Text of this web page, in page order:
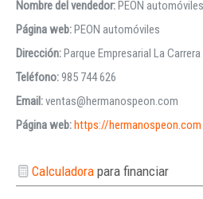
Nombre del vendedor:PEON automóviles
Página web:PEON automóviles
Dirección:Parque Empresarial La
Teléfono:985 744 626
Email:ventas@hermanospeon.com
Página web:https://hermanospeon.com
Calculadorapara financiar